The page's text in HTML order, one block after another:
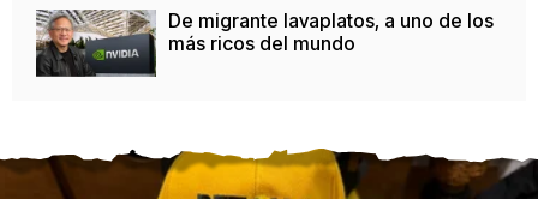
De migrante lavaplatos, a uno de los
más ricos del mundo